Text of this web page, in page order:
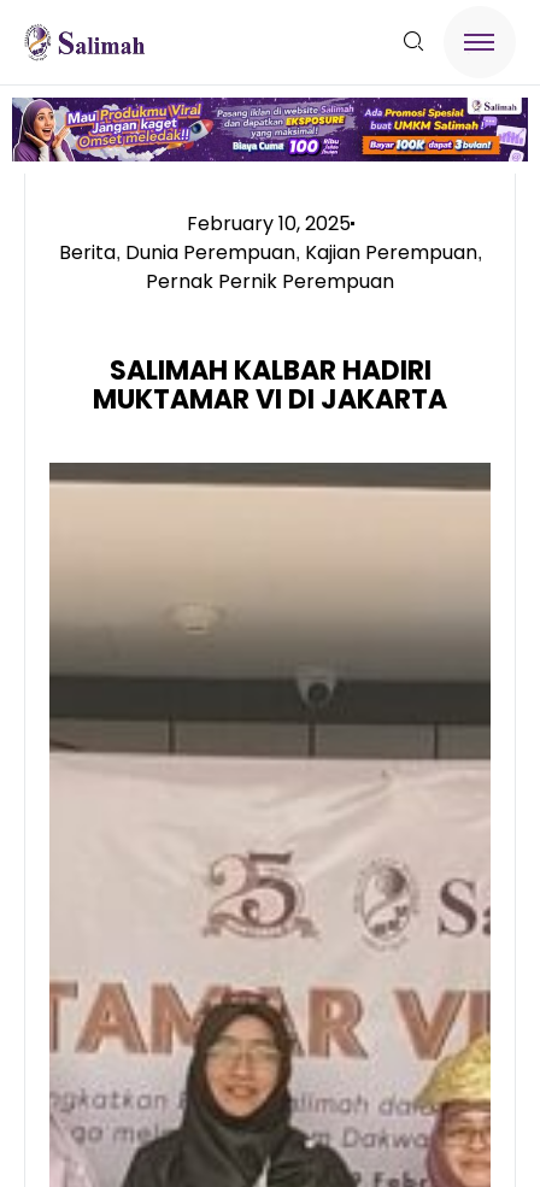
February 10, 2025
Berita, Dunia Perempuan, Kajian Perempuan,
Pernak Pernik Perempuan
SALIMAH KALBAR HADIRI
MUKTAMAR VI DI JAKARTA